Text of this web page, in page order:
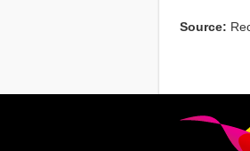
Source: